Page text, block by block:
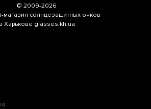
© 2009-2026
магазин солнцезащитных очков
в Харькове glasses.kh.ua